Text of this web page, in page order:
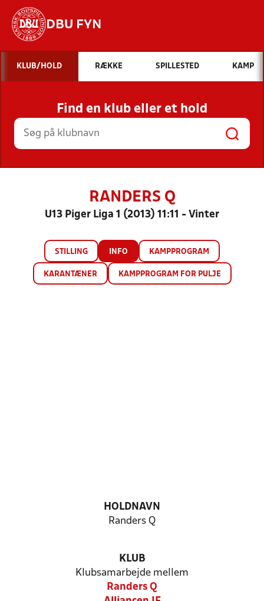
DBU FYN
Hvad vil du søge efter?
INDHOLD OG NYHEDER
STILLINGER, RESULTATER, KLUBBER OG
HOLD
KLUB/HOLD RÆKKE SPILLESTED KAMP
Find en klub eller et hold
RANDERS Q
U13 Piger Liga 1 (2013) 11:11 - Vinter
STILLING INFO KAMPPROGRAM
KARANTÆNER KAMPPROGRAM FOR PULJE
HOLDNAVN
Randers Q
KLUB
Klubsamarbejde mellem
Randers Q